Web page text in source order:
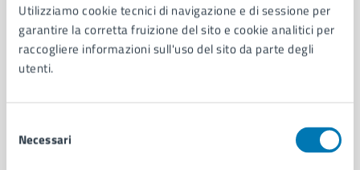
Utilizziamo cookie tecnici di navigazione e di sessione per
garantire la corretta fruizione del sito e cookie analitici per
raccogliere informazioni sull'uso del sito da parte degli
utenti.
delNecessari
AMMINISTRAZIONE
Aree amministrative
Organi di governo
Politici